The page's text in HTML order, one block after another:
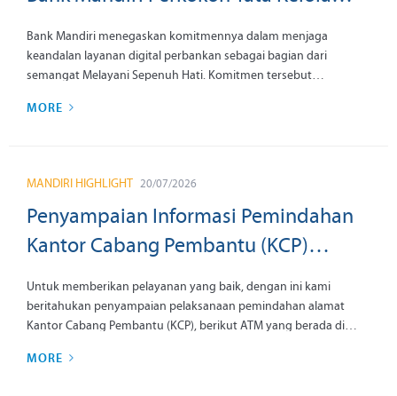
demi Keandalan Ekosistem Digital
Bank Mandiri menegaskan komitmennya dalam menjaga
keandalan layanan digital perbankan sebagai bagian dari
semangat Melayani Sepenuh Hati. Komitmen tersebut
ketahanan siber yang dilakukan secara berkelanjutan.
MORE
MANDIRI HIGHLIGHT 20/07/2026
Penyampaian Informasi Pemindahan
Kantor Cabang Pembantu (KCP)
Demak Pucanggading, KCP
Bojonegoro, KCP Balikpapan Telkom
Divre VI, KCP Pulang Pisau, KCP
Makassar Toddopuli, KCP Bombana
Untuk memberikan pelayanan yang baik, dengan ini kami
beritahukan penyampaian pelaksanaan pemindahan alamat
Kantor Cabang Pembantu (KCP), berikut ATM yang berada di
MORE